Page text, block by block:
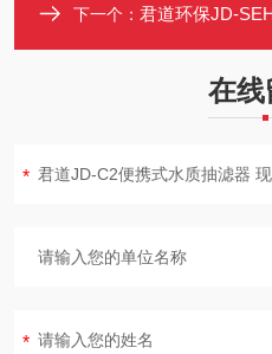
下一个： 君道环保JD-SEH100
在线